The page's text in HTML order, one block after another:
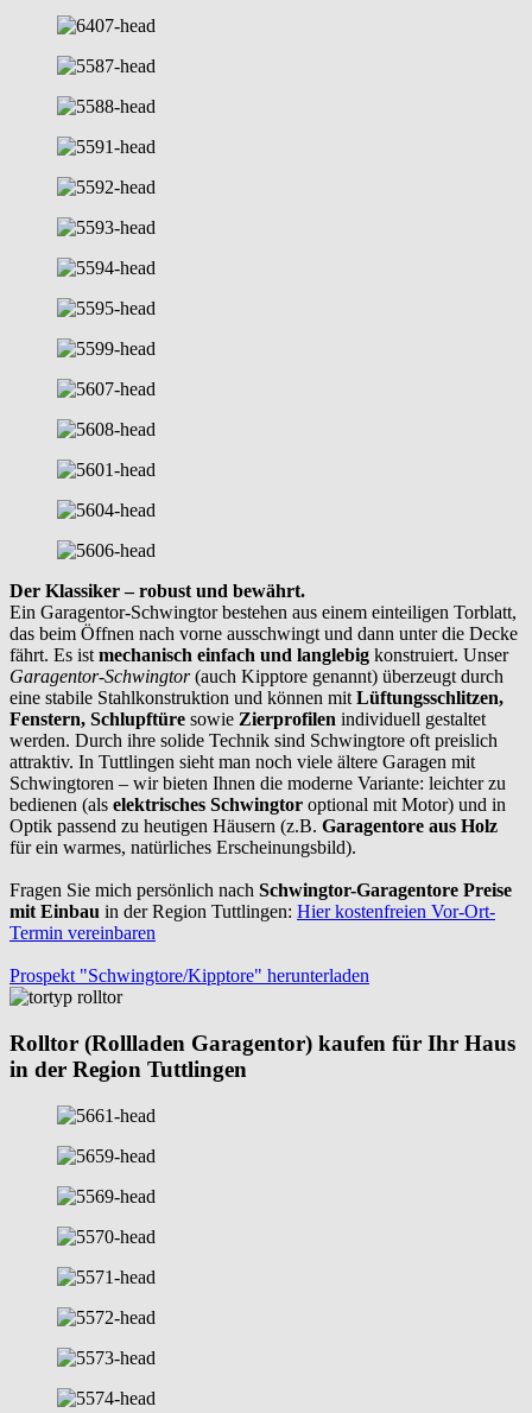
Der Klassiker – robust und bewährt.
Ein Garagentor-Schwingtor bestehen aus einem einteiligen Torblatt,
das beim Öffnen nach vorne ausschwingt und dann unter die Decke
fährt. Es istmechanisch einfach und langlebig konstruiert. Unser
Garagentor-Schwingtor(auch Kipptore genannt) überzeugt durch
eine stabile Stahlkonstruktion und können mitLüftungsschlitzen,
Fenstern, Schlupftüre sowie Zierprofilen individuell gestaltet
werden. Durch ihre solide Technik sind Schwingtore oft preislich
attraktiv. In Tuttlingen sieht man noch viele ältere Garagen mit
Schwingtoren – wir bieten Ihnen die moderne Variante: leichter zu
bedienen (als elektrisches Schwingtor optional mit Motor) und in
Optik passend zu heutigen Häusern (z.B. Garagentore aus Holz
für ein warmes, natürliches Erscheinungsbild).
Fragen Sie mich persönlich nach Schwingtor-Garagentore Preise
mit Einbau in der Region Tuttlingen: Hier kostenfreien Vor-Ort-
Termin vereinbaren
Prospekt "Schwingtore/Kipptore" herunterladen
Rolltor (Rollladen Garagentor) kaufen für Ihr Haus
in der Region Tuttlingen